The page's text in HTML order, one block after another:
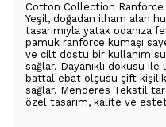
Cotton Collection Ranforce
Yeşil, doğadan ilham alan
tasarımıyla yatak odanıza
pamuk ranforce kumaşı
ve cilt dostu bir kullanım
sağlar. Dayanıklı dokusu
battal ebat ölçüsü çift
sağlar. Menderes Tekstil
özel tasarım, kalite ve